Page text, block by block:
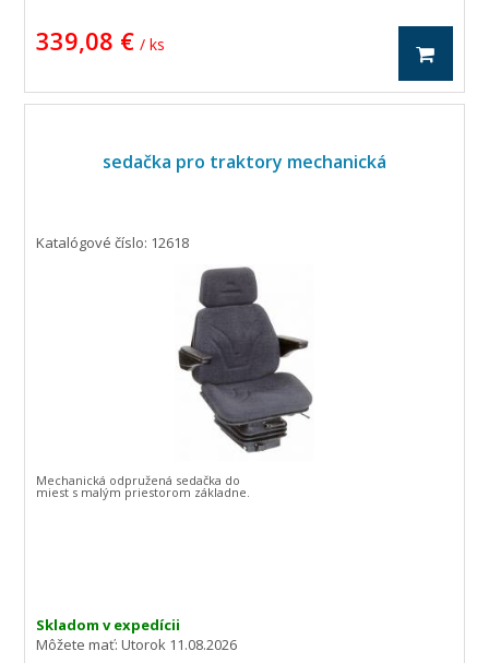
339,08 € / ks
sedačka pro traktory mechanická
Katalógové číslo: 12618
Skladom v expedícii
Môžete mať:Utorok 11.08.2026
Mechanická odpružená sedačka do
miest s malým priestorom základne.